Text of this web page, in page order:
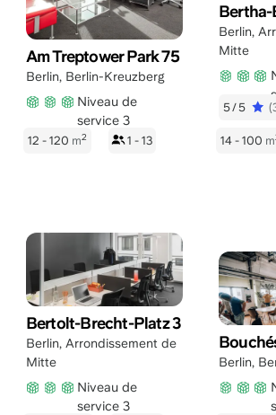
Am Treptower Park 75
Berlin, Berlin-Kreuzberg
Niveau de
service 3
12 - 120 m2 1 - 13
Bertha-
Berlin,
Mitte
5/5
14 - 100 m
Bertolt-Brecht-Platz 3
Berlin, Arrondissement de
Mitte
Niveau de
service 3
Berlin,